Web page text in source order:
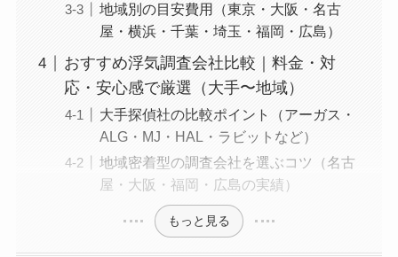
地域別の目安費用（東京・大阪・名古
屋・横浜・千葉・埼玉・福岡・広島）
おすすめ浮気調査会社比較｜料金・対
応・安心感で厳選（大手〜地域）
大手探偵社の比較ポイント（アーガス・
ALG・MJ・HAL・ラビットなど）
地域密着型の調査会社を選ぶコツ（名古
屋・大阪・福岡・広島の実績）
もっと見る